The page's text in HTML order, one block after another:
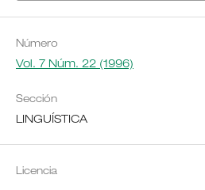
Número
Vol. 7 Núm. 22 (1996)
Sección
LINGUÍSTICA
Licencia